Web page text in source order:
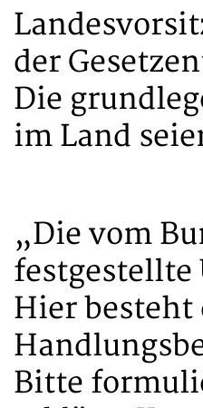
der
Die
im Land
„Die vom
Hier besteht
Bitte